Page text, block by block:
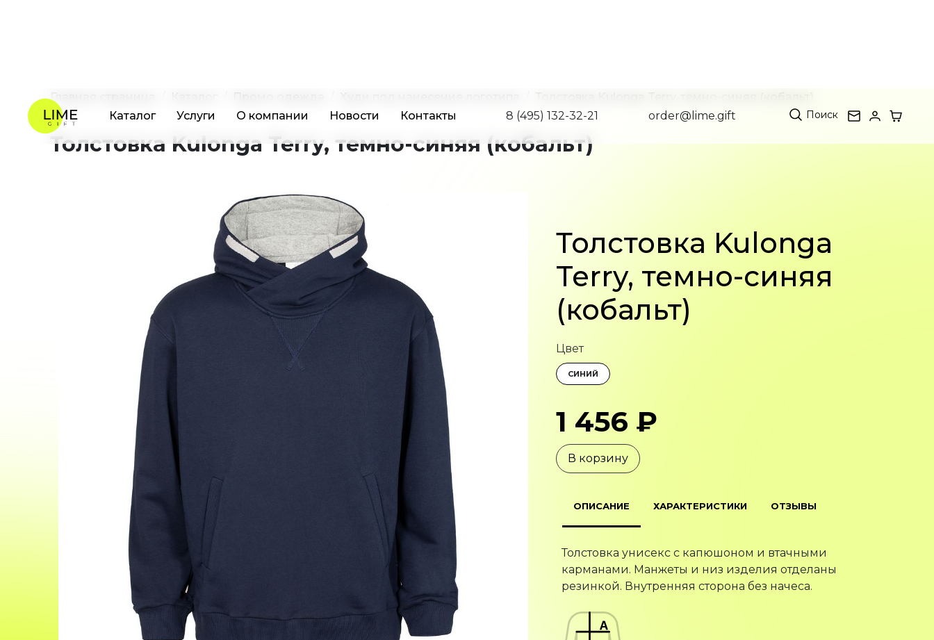
Главная страница
Толстовка Kulonga Terry, темно-синяя (кобальт)
Толстовка Kulonga
Terry, темно-синяя
(кобальт)
Цвет
СИНИЙ
1 456 ₽
В корзину
ОПИСАНИЕ ХАРАКТЕРИСТИКИ ОТЗЫВЫ
Толстовка унисекс с капюшоном и втачными
карманами. Манжеты и низ изделия отделаны
резинкой. Внутренняя сторона без начеса.